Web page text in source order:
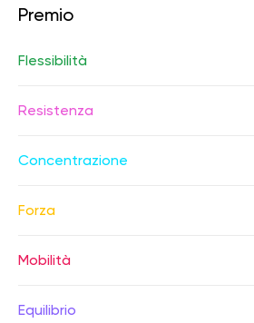
Premio
Flessibilità
Resistenza
Concentrazione
Forza
Mobilità
Equilibrio